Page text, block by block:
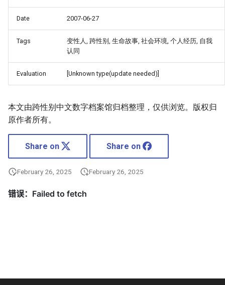
Date 2007-06-27
Tags
变性人, 跨性别, 生命故事, 社会环境, 个人经历, 自我
认同
Evaluation [Unknown type(update needed)]
本文由跨性别中文数字档案馆归档整理，仅供浏览。版权归
原作者所有。
Share on Share on
February 26, 2025 February 26, 2025